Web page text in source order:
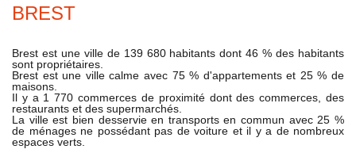
BREST
Brest est une ville de 139 680 habitants dont 46 % des habitants
sont propriétaires.
Brest est une ville calme avec 75 % d'appartements et 25 % de
maisons.
Il y a 1 770 commerces de proximité dont des commerces, des
restaurants et des supermarchés.
La ville est bien desservie en transports en commun avec 25 %
de ménages ne possédant pas de voiture et il y a de nombreux
espaces verts.